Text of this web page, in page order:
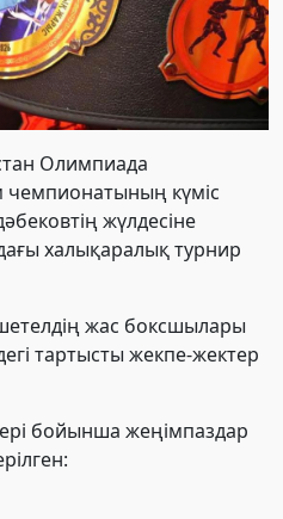
Олимпиада
күміс
жүлдесіне
халықаралық турнир
жас боксшылары
тартысты жекпе-жектер
бойынша жеңімпаздар